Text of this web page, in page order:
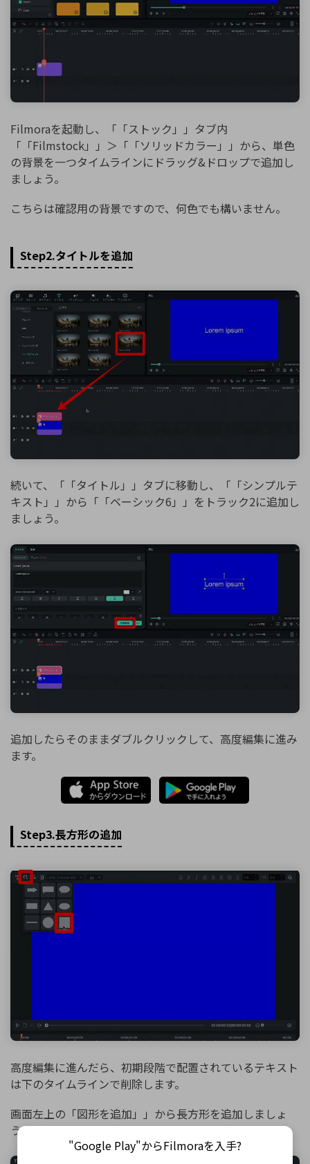
Filmoraを起動し、「「ストック」」タブ内
「「Filmstock」」＞「「ソリッドカラー」」から、単色
の背景を一つタイムラインにドラッグ&ドロップで追加し
ましょう。
こちらは確認用の背景ですので、何色でも構いません。
Step2.タイトルを追加
続いて、「「タイトル」」タブに移動し、「「シンプルテ
キスト」」から「「ベーシック6」」をトラック2に追加し
ましょう。
追加したらそのままダブルクリックして、高度編集に進み
ます。
Step3.長方形の追加
高度編集に進んだら、初期段階で配置されているテキスト
は下のタイムラインで削除します。
画面左上の「図形を追加」」から長方形を追加しましょ
う。
"Google Play"からFilmoraを入手?